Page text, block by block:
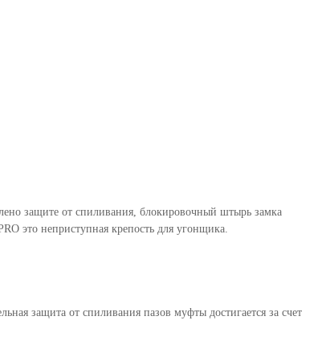
защите от спиливания, блокировочный штырь замка
это неприступная крепость для угонщика.
защита от спиливания пазов муфты достигается за счет